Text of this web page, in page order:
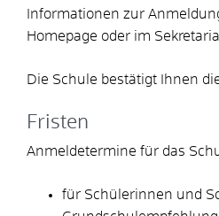
Informationen zur
Homepage oder im
Die Schule bestätigt Ihnen
Fristen
Anmeldetermine für das
für Schülerinnen und